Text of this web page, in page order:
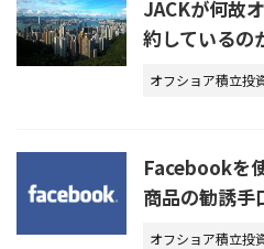
JACKが何故
約しているの
オフショア積立投
Facebookを
商品の勧誘手
オフショア積立投